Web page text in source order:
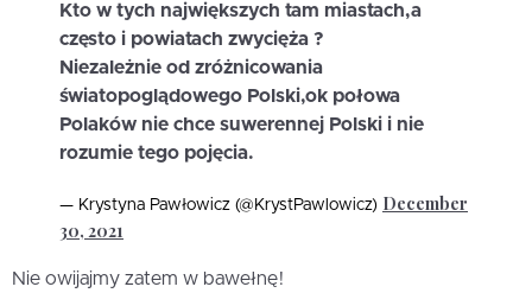
Kto w tych największych tam miastach,a
często i powiatach zwycięża ?
Niezależnie od zróżnicowania
światopoglądowego Polski,ok połowa
Polaków nie chce suwerennej Polski i nie
rozumie tego pojęcia.
— Krystyna Pawłowicz (@KrystPawlowicz) December
30, 2021
Nie owijajmy zatem w bawełnę!